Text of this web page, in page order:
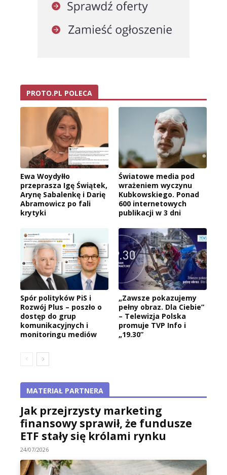
PROTO.PL POLECA
Ewa Woydyłło
przeprasza Igę Świątek,
Arynę Sabalenkę i Darię
Abramowicz po fali
krytyki
Światowe media pod
wrażeniem wyczynu
Kubkowskiego. Ponad
600 internetowych
publikacji w 3 dni
Spór polityków PiS i
Rozwój Plus – poszło o
dostęp do grup
komunikacyjnych i
monitoringu mediów
„Zawsze pokazujemy
pełny obraz. Dla Ciebie”
– Telewizja Polska
promuje TVP Info i
„19.30”
MATERIAŁ PARTNERA
Jak przejrzysty marketing
finansowy sprawił, że fundusze
ETF stały się królami rynku
24/07/2026